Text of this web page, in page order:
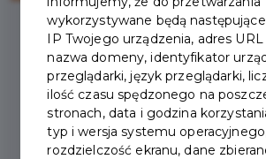
2025-10-27
DZIEŃ
ŚWIĘTYCH,
wykorzystywane będą
IP Twojego urządzenia, adres URL
nazwa domeny, identyfikator
przeglądarki, język przeglądarki,
ilość czasu spędzonego na
stronach, data i godzina
typ i wersja systemu
rozdzielczość ekranu, dane